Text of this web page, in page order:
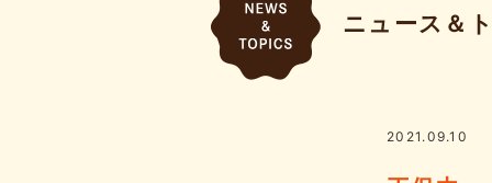
ニュース＆
2021.09.10